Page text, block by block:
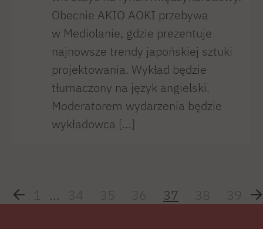
Obecnie AKIO AOKI przebywa
w Mediolanie, gdzie prezentuje
najnowsze trendy japońskiej sztuki
projektowania. Wykład będzie
tłumaczony na język angielski.
Moderatorem wydarzenia będzie
wykładowca […]
1 ... 34 35 36 37 38 39